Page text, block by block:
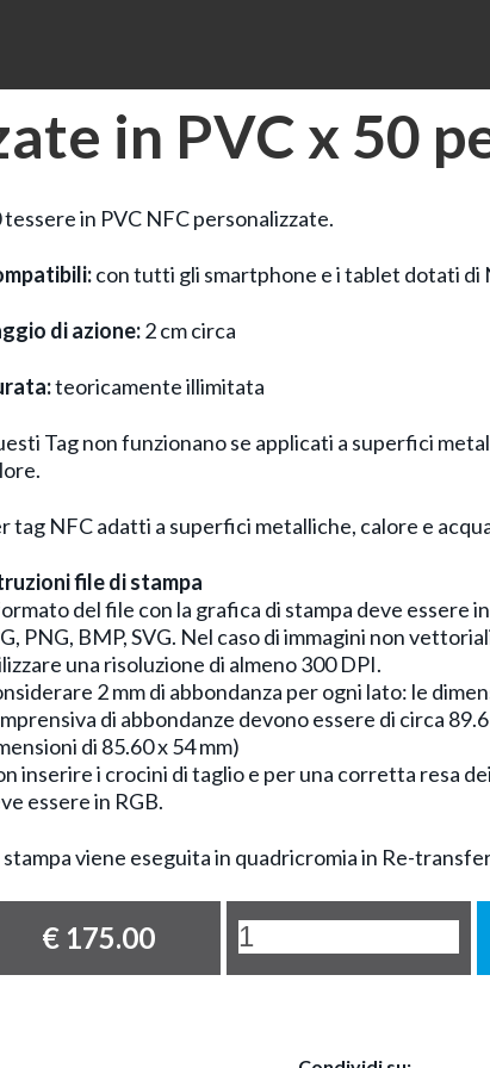
in PVC x 50
tessere in PVC NFC personalizzate.
con tutti gli smartphone e i tablet dotati di
di azione:2 cm circa
teoricamente illimitata
Tag non funzionano se applicati a superfici
tag NFC adatti a superfici metalliche, calore e
file di stampa
del file con la grafica di stampa deve essere
PNG, BMP, SVG. Nel caso di immagini non
una risoluzione di almeno 300 DPI.
2 mm di abbondanza per ogni lato: le
di abbondanze devono essere di circa
di 85.60 x 54 mm)
inserire i crocini di taglio e per una corretta resa
essere in RGB.
stampa viene eseguita in quadricromia in Re-
€ 175.00